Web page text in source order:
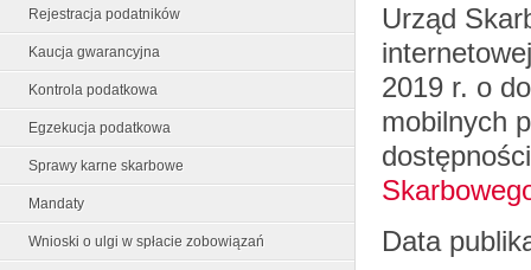
Rejestracja podatników
Kaucja gwarancyjna
Kontrola podatkowa
Egzekucja podatkowa
Sprawy karne skarbowe
Mandaty
Wnioski o ulgi w spłacie zobowiązań
Urząd
2019 r. o
mobilnych
Data